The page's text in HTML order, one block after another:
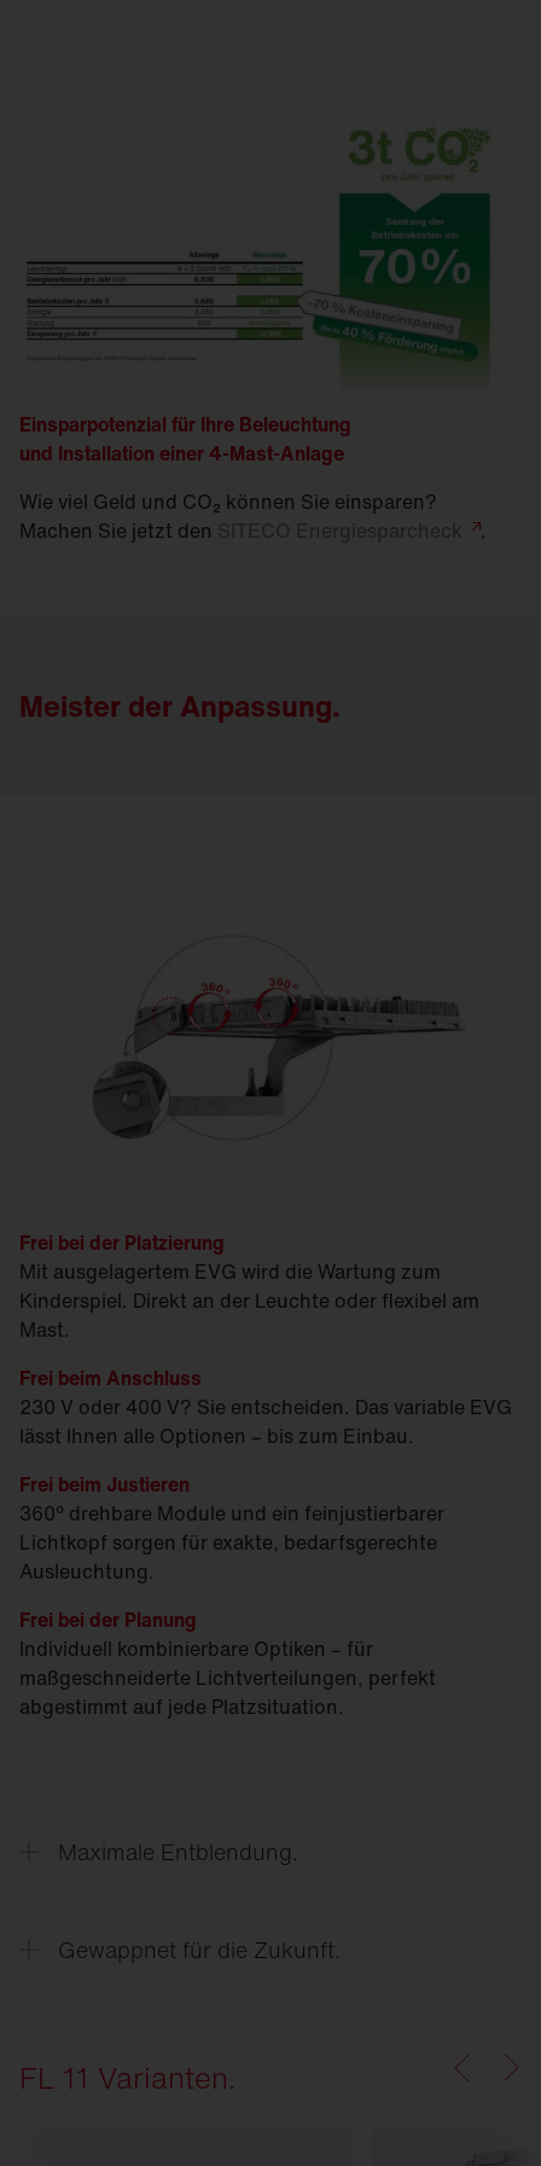
Einsparpotenzial für Ihre Beleuchtung
und Installation einer 4-Mast-Anlage
Wie viel Geld und CO₂ können Sie einsparen?
Machen Sie jetzt den SITECO Energiesparcheck .
Meister der Anpassung.
Frei bei der Platzierung
Mit ausgelagertem EVG wird die Wartung zum
Kinderspiel. Direkt an der Leuchte oder flexibel am
Mast.
Frei beim Anschluss
230 V oder 400 V? Sie entscheiden. Das variable EVG
lässt Ihnen alle Optionen – bis zum Einbau.
Frei beim Justieren
360° drehbare Module und ein feinjustierbarer
Lichtkopf sorgen für exakte, bedarfsgerechte
Ausleuchtung.
Frei bei der Planung
Individuell kombinierbare Optiken – für
maßgeschneiderte Licht­verteilungen, perfekt
abgestimmt auf jede Platzsituation.
Maximale Entblendung.
Gewappnet für die Zukunft.
FL 11 Varianten.